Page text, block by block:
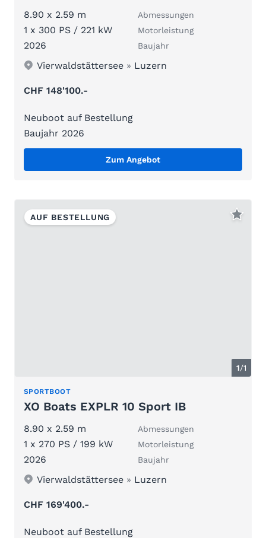
8.90 x 2.59 m Abmessungen
1 x 300 PS / 221 kW Motorleistung
2026 Baujahr
Vierwaldstättersee » Luzern
CHF 148'100.-
Neuboot auf Bestellung
Baujahr 2026
Zum Angebot
1/1
AUF BESTELLUNG
SPORTBOOT
XO Boats EXPLR 10 Sport IB
8.90 x 2.59 m Abmessungen
1 x 270 PS / 199 kW Motorleistung
2026 Baujahr
Vierwaldstättersee » Luzern
CHF 169'400.-
Neuboot auf Bestellung